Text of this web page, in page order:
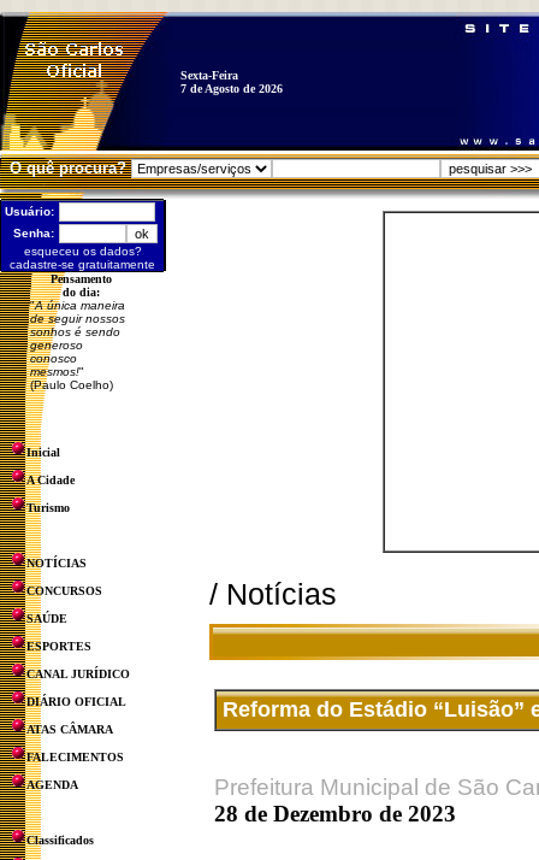
Sexta-Feira
7 de Agosto de 2026
O quê procura?
Usuário:
Senha:
esqueceu os dados?
cadastre-se gratuitamente
Pensamento
do dia:
"A única maneira
de seguir nossos
sonhos é sendo
generoso
conosco
mesmos!"
(Paulo Coelho)
Inicial
A Cidade
Turismo
NOTÍCIAS
CONCURSOS
SAÚDE
ESPORTES
CANAL JURÍDICO
DIÁRIO OFICIAL
ATAS CÂMARA
FALECIMENTOS
AGENDA
Classificados
/ Notícias
Reforma do Estádio “Luisão”
Prefeitura Municipal de São
28 de Dezembro de 2023